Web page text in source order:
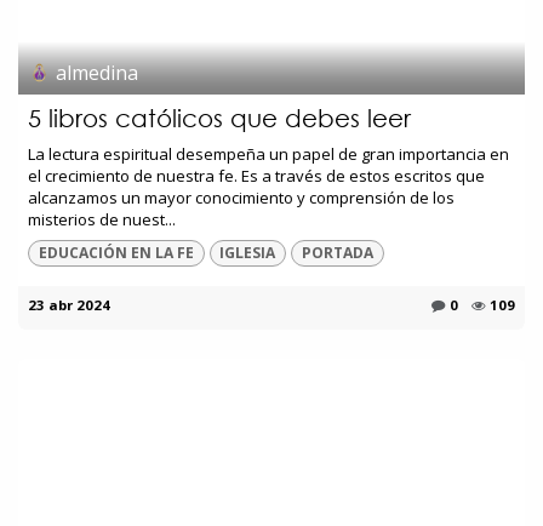
almedina
5 libros católicos que debes leer
La lectura espiritual desempeña un papel de gran importancia en
el crecimiento de nuestra fe. Es a través de estos escritos que
alcanzamos un mayor conocimiento y comprensión de los
misterios de nuest...
EDUCACIÓN EN LA FE IGLESIA PORTADA
23 abr 2024 0 109